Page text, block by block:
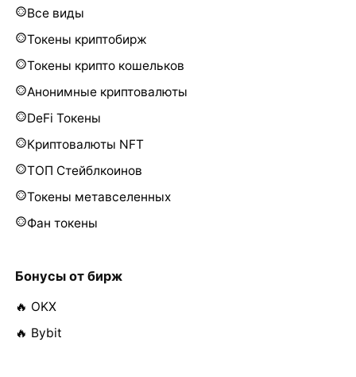
Все виды
Токены криптобирж
Токены крипто кошельков
Анонимные криптовалюты
DeFi Токены
Криптовалюты NFT
ТОП Стейблкоинов
Токены метавселенных
Фан токены
Бонусы от бирж
🔥 OKX
🔥 Bybit